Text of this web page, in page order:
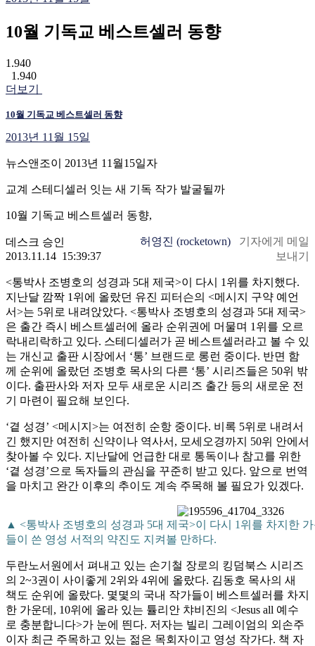
10월 기독교 베스트셀러 동향
1.940
1.940
더보기
10월 기독교 베스트셀러 동향
2013년 11월 15일
뉴스앤조이 2013년 11월15일자
교계 스테디셀러 잇는 새 기독 작가 발굴될까
10월 기독교 베스트셀러 동향,
데스크 승인
2013.11.14 15:39:37
허영진 (rocketown) 기자에게 메일
보내기
<통박사 조병호의 성경과 5대 제국>이 다시 1위를 차지했다.
지난달 깜짝 1위에 올랐던 유진 피터슨의 <메시지 구약 예언
서>는 5위로 내려앉았다. <통박사 조병호의 성경과 5대 제국>
은 출간 즉시 베스트셀러에 올라 순위권에 머물며 1위를 오르
락내리락하고 있다. 스테디셀러가 곧 베스트셀러라고 볼 수 있
는 개신교 출판 시장에서 ‘통’ 브랜드로 롱런 중이다. 반면 함
께 순위에 올랐던 조병호 목사의 다른 ‘통’ 시리즈들은 50위 밖
이다. 출판사와 저자 모두 새로운 시리즈 출간 등의 새로운 전
기 마련이 필요해 보인다.
‘곁 성경’ <메시지>는 여전히 순항 중이다. 비록 5위로 내려서
긴 했지만 여전히 신약이나 역사서, 모세오경까지 50위 안에서
찾아볼 수 있다. 지난달에 언급한 대로 통독이나 참고를 위한
‘곁 성경’으로 독자들의 관심을 꾸준히 받고 있다. 앞으로 번역
을 마치고 완간 이후의 추이도 계속 주목해 볼 필요가 있겠다.
▲ <통박사 조병호의 성경과 5대 제국>이 다시 1위를 차지한
들이 쓴 영성 서적의 약진도 지켜볼 만하다.
두란노서원에서 펴내고 있는 손기철 장로의 킹덤북스 시리즈
의 2~3권이 사이좋게 2위와 4위에 올랐다. 김동호 목사의 새
책도 순위에 올랐다. 몇몇의 국내 작가들이 베스트셀러를 차지
한 가운데, 10위에 올라 있는 튤리안 챠비진의 <Jesus all 예수
로 충분합니다>가 눈에 띈다. 저자는 빌리 그레이엄의 외손주
이자 최근 주목하고 있는 젊은 목회자이고 영성 작가다. 책 자